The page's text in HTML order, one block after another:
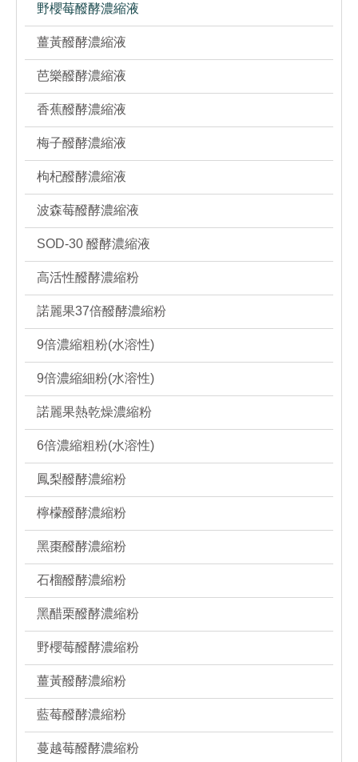
野櫻莓醱酵濃縮液
薑黃醱酵濃縮液
芭樂醱酵濃縮液
香蕉醱酵濃縮液
梅子醱酵濃縮液
枸杞醱酵濃縮液
波森莓醱酵濃縮液
SOD-30 醱酵濃縮液
高活性醱酵濃縮粉
諾麗果37倍醱酵濃縮粉
9倍濃縮粗粉(水溶性)
9倍濃縮細粉(水溶性)
諾麗果熱乾燥濃縮粉
6倍濃縮粗粉(水溶性)
鳳梨醱酵濃縮粉
檸檬醱酵濃縮粉
黑棗醱酵濃縮粉
石榴醱酵濃縮粉
黑醋栗醱酵濃縮粉
野櫻莓醱酵濃縮粉
薑黃醱酵濃縮粉
藍莓醱酵濃縮粉
蔓越莓醱酵濃縮粉